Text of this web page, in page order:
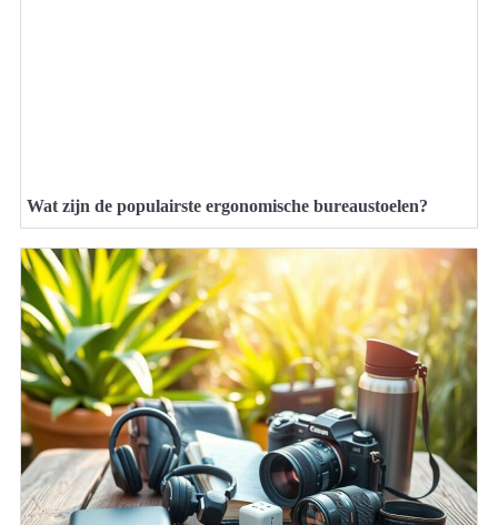
Wat zijn de populairste ergonomische bureaustoelen?